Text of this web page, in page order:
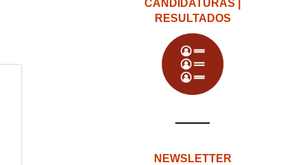
CANDIDATURAS |
RESULTADOS
NEWSLETTER